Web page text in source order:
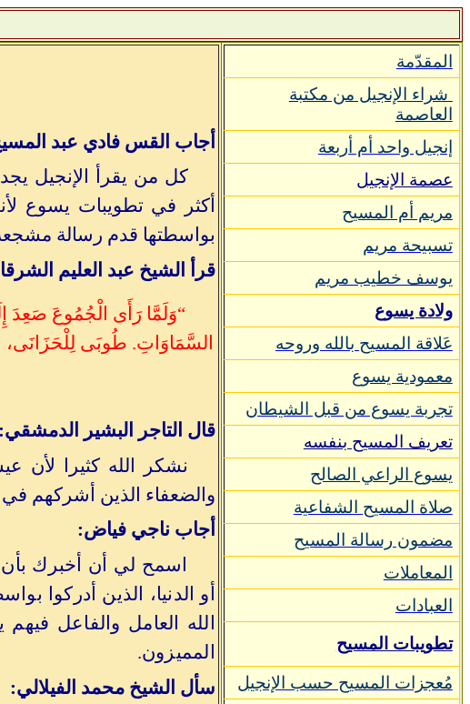
المقدّمة
شراء الإنجيل من مكتبة
العاصمة
إنجيل واحد أم أربعة
عصمة الإنجيل
مريم أم المسيح
تسبيحة مريم
يوسف خطيب مريم
ولادة يسوع
عَلاقة المسيح بالله وروحه
معمودية يسوع
تجربة يسوع من قبل الشيطان
تعريف المسيح بنفسه
يسوع الراعي الصالح
صلاة المسيح الشفاعية
مضمون رسالة المسيح
المعاملات
العبادات
تطويبات المسيح
مُعجزات المسيح حسب الإنجيل
أجاب القس فادي عبد
كل من يقرأ الإنجيل
أكثر في تطويبات يسوع
بواسطتها قدم رسالة
قرأ الشيخ عبد العليم
“وَلَمَّا رَأَى الْجُمُوعَ صَعِدَ
السَّمَاوَاتِ. طُوبَى لِلْحَزَانَى،
قال التاجر البشير الدمشقي:
نشكر الله كثيرا لأن
والضعفاء الذين أشركهم في
أجاب ناجي فياض:
اسمح لي أن أخبرك
أو الدنيا، الذين أدركوا
الله العامل والفاعل
المميزون.
سأل الشيخ محمد الفيلالي: